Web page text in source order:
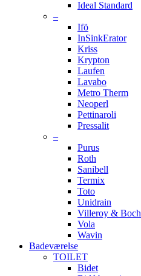
Ideal Standard
–
Ifö
InSinkErator
Kriss
Krypton
Laufen
Lavabo
Metro Therm
Neoperl
Pettinaroli
Pressalit
–
Purus
Roth
Sanibell
Termix
Toto
Unidrain
Villeroy & Boch
Vola
Wavin
Badeværelse
TOILET
Bidet